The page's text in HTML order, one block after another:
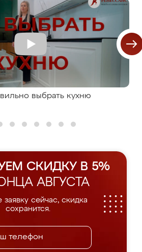
выбрать кухню
СКИДКУ В 5%
АВГУСТА
заявку сейчас, скидка
сохранится.